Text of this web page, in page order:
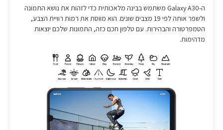
ה-Galaxy A30 משתמש בבינה מלאכותית כדי לזהות את נושא התמונה
ולשפר אותה לפי 19 מצבים שונים. הוא מווסת את רמות רוויית הצבע,
הטמפרטורה והבהירות. עם טלפון חכם כזה, התמונות שלכם יוצאות
מדהימות.